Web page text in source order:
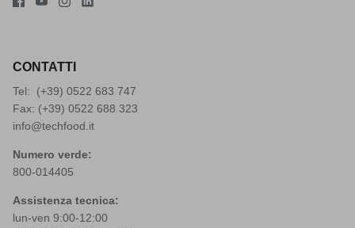
CONTATTI
Tel: (+39) 0522 683 747
Fax: (+39) 0522 688 323
info@techfood.it
Numero verde:
800-014405
Assistenza tecnica:
lun-ven 9:00-12:00